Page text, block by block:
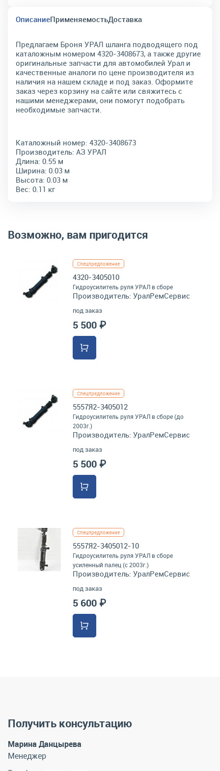
ОписаниеПрименяемостьДоставка
Предлагаем Броня УРАЛ шланга подводящего под
каталожным номером 4320-3408673, а также другие
оригинальные запчасти для автомобилей Урал и
качественные аналоги по цене производителя из
наличия на нашем складе и под заказ. Оформите
заказ через корзину на сайте или свяжитесь с
нашими менеджерами, они помогут подобрать
необходимые запчасти.
Каталожный номер: 4320-3408673
Производитель: АЗ УРАЛ
Длина: 0.55 м
Ширина: 0.03 м
Высота: 0.03 м
Вес: 0.11 кг
Возможно, вам пригодится
Спецпредложение
4320-3405010
Гидроусилитель руля УРАЛ в сборе
Производитель: УралРемСервис
под заказ
5 500 ₽
Спецпредложение
5557Я2-3405012
Гидроусилитель руля УРАЛ в сборе (до
2003г.)
Производитель: УралРемСервис
под заказ
5 500 ₽
Спецпредложение
5557Я2-3405012-10
Гидроусилитель руля УРАЛ в сборе
усиленный палец (с 2003г.)
Производитель: УралРемСервис
под заказ
5 600 ₽
Получить консультацию
Марина Данцырева
Менеджер